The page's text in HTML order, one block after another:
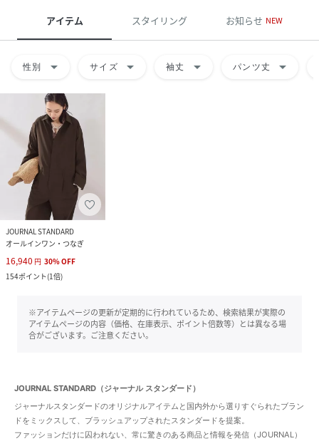
アイテム スタイリング お知らせ NEW
性別 arrow_drop_down サイズ arrow_drop_down 袖丈 arrow_drop_down パンツ丈 arrow_drop_down
JOURNAL STANDARD
オールインワン・つなぎ
16,940 円 30%OFF
154ポイント(1倍)
※アイテムページの更新が定期的に行われているため、検索結果が実際の
アイテムページの内容（価格、在庫表示、ポイント倍数等）とは異なる場
合がございます。ご注意ください。
JOURNAL STANDARD（ジャーナル スタンダード）
ジャーナルスタンダードのオリジナルアイテムと国内外から選りすぐられたブラン
ドをミックスして、ブラッシュアップされたスタンダードを提案。
ファッションだけに囚われない、常に驚きのある商品と情報を発信（JOURNAL）